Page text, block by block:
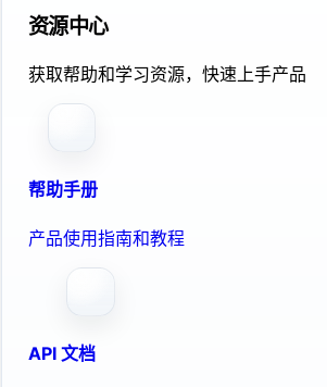
资源中心
获取帮助和学习资源，快速上手产品
帮助手册
产品使用指南和教程
API 文档